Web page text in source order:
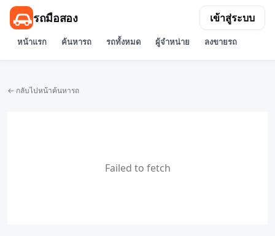
รถมือสอง
หน้าแรก ค้นหารถ รถทั้งหมด ผู้จำหน่าย ลงขายรถ
เข้าสู่ระบบ
← กลับไปหน้าค้นหารถ
Failed to fetch